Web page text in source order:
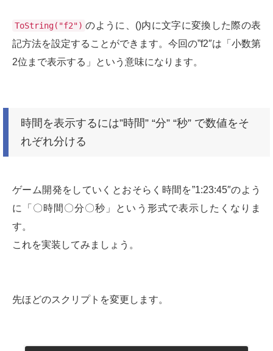
ToString("f2") のように、()内に文字に変換した際の表
記方法を設定することができます。今回の”f2″は「小数第
2位まで表示する」という意味になります。
時間を表示するには”時間” “分” “秒” で数値をそ
れぞれ分ける
ゲーム開発をしていくとおそらく時間を”1:23:45″のよう
に「〇時間〇分〇秒」という形式で表示したくなりま
す。
これを実装してみましょう。
先ほどのスクリプトを変更します。